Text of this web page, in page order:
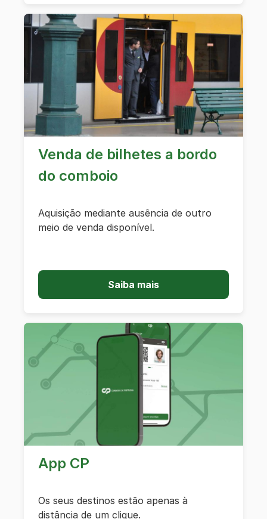
Venda de bilhetes a bordo
do comboio
Aquisição mediante ausência de outro
meio de venda disponível.
Saiba mais
App CP
Os seus destinos estão apenas à
distância de um clique.